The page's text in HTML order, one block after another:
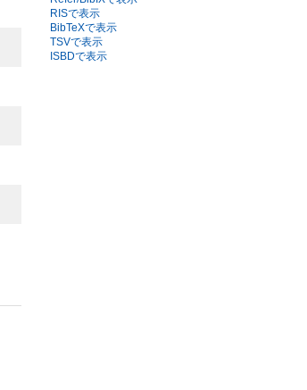
RISで表示
BibTeXで表示
TSVで表示
ISBDで表示